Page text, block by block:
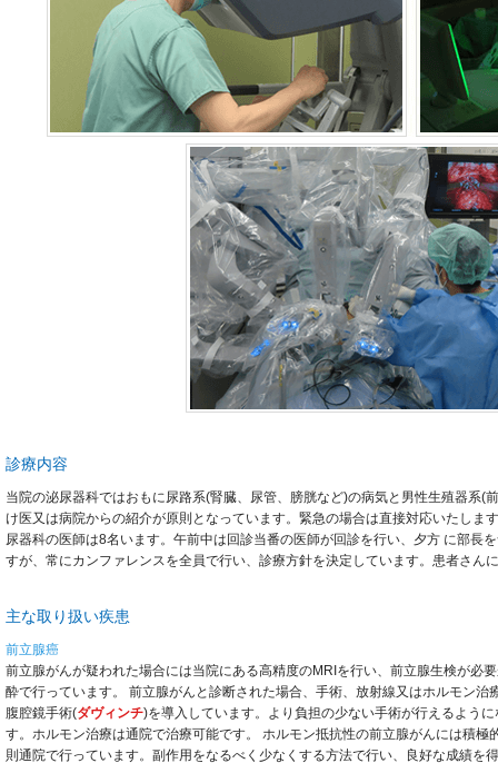
診療内容
当院の泌尿器科ではおもに尿路系(腎臓、尿管、膀胱など)の病気と男性生殖器系(
け医又は病院からの紹介が原則となっています。緊急の場合は直接対応いたしま
尿器科の医師は8名います。午前中は回診当番の医師が回診を行い、夕方 に部長
すが、常にカンファレンスを全員で行い、診療方針を決定しています。患者さん
主な取り扱い疾患
前立腺癌
前立腺がんが疑われた場合には当院にある高精度のMRIを行い、前立腺生検が必
酔で行っています。 前立腺がんと診断された場合、手術、放射線又はホルモン
腹腔鏡手術(ダヴィンチ)を導入しています。より負担の少ない手術が行えるよう
す。ホルモン治療は通院で治療可能です。 ホルモン抵抗性の前立腺がんには積
則通院で行っています。副作用をなるべく少なくする方法で行い、良好な成績を